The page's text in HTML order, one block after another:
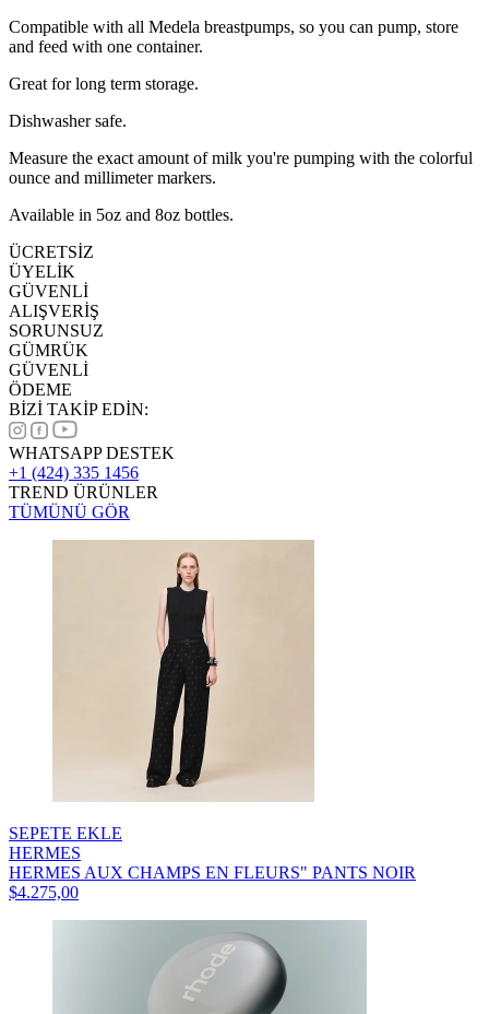
Compatible with all Medela breastpumps, so you can pump, store
and feed with one container.
Great for long term storage.
Dishwasher safe.
Measure the exact amount of milk you're pumping with the colorful
ounce and millimeter markers.
Available in 5oz and 8oz bottles.
ÜCRETSİZ
ÜYELİK
GÜVENLİ
ALIŞVERİŞ
SORUNSUZ
GÜMRÜK
GÜVENLİ
ÖDEME
BİZİ TAKİP EDİN:
WHATSAPP DESTEK
+1 (424) 335 1456
TREND ÜRÜNLER
TÜMÜNÜ GÖR
SEPETE EKLE
HERMES
HERMES AUX CHAMPS EN FLEURS" PANTS NOIR
$4.275,00